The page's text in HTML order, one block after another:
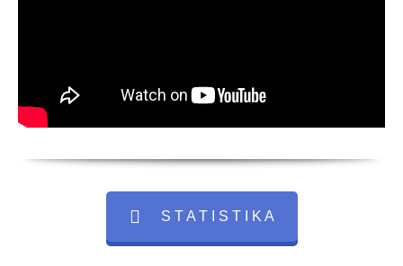
S T A T I S T I K A